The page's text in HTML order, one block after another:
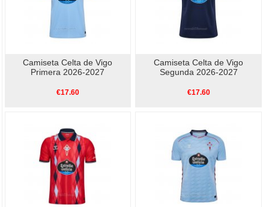
Camiseta Celta de Vigo
Primera 2026-2027
€17.60
Camiseta Celta de Vigo
Segunda 2026-2027
€17.60